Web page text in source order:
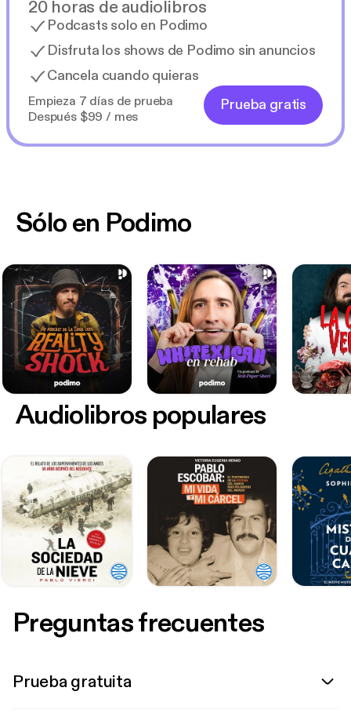
20 horas de audiolibros
Podcasts solo en Podimo
Disfruta los shows de Podimo sin anuncios
Cancela cuando quieras
Empieza 7 días de prueba
Después $99 / mes
Prueba gratis
Sólo en Podimo
Audiolibros populares
Preguntas frecuentes
Prueba gratuita